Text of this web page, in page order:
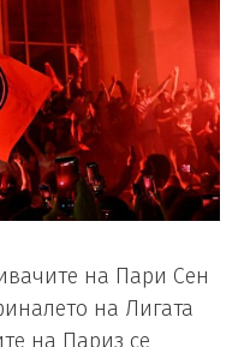
на Пари Сен
на Лигата
на Париз се